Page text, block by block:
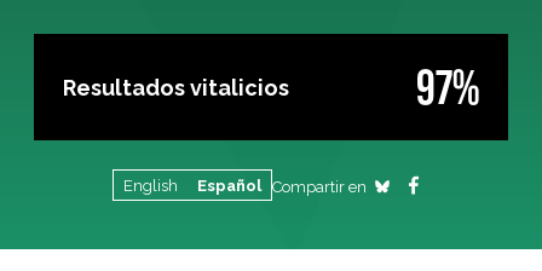
Resultados vitalicios 97%
English Español Compartir en